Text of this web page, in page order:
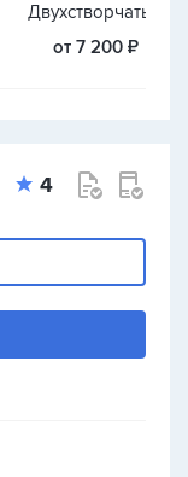
Двухстворчатые
от 7 200 ₽
4